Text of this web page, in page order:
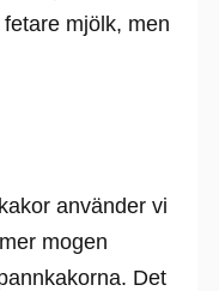
mjölk, men
använder vi
mogen
Det